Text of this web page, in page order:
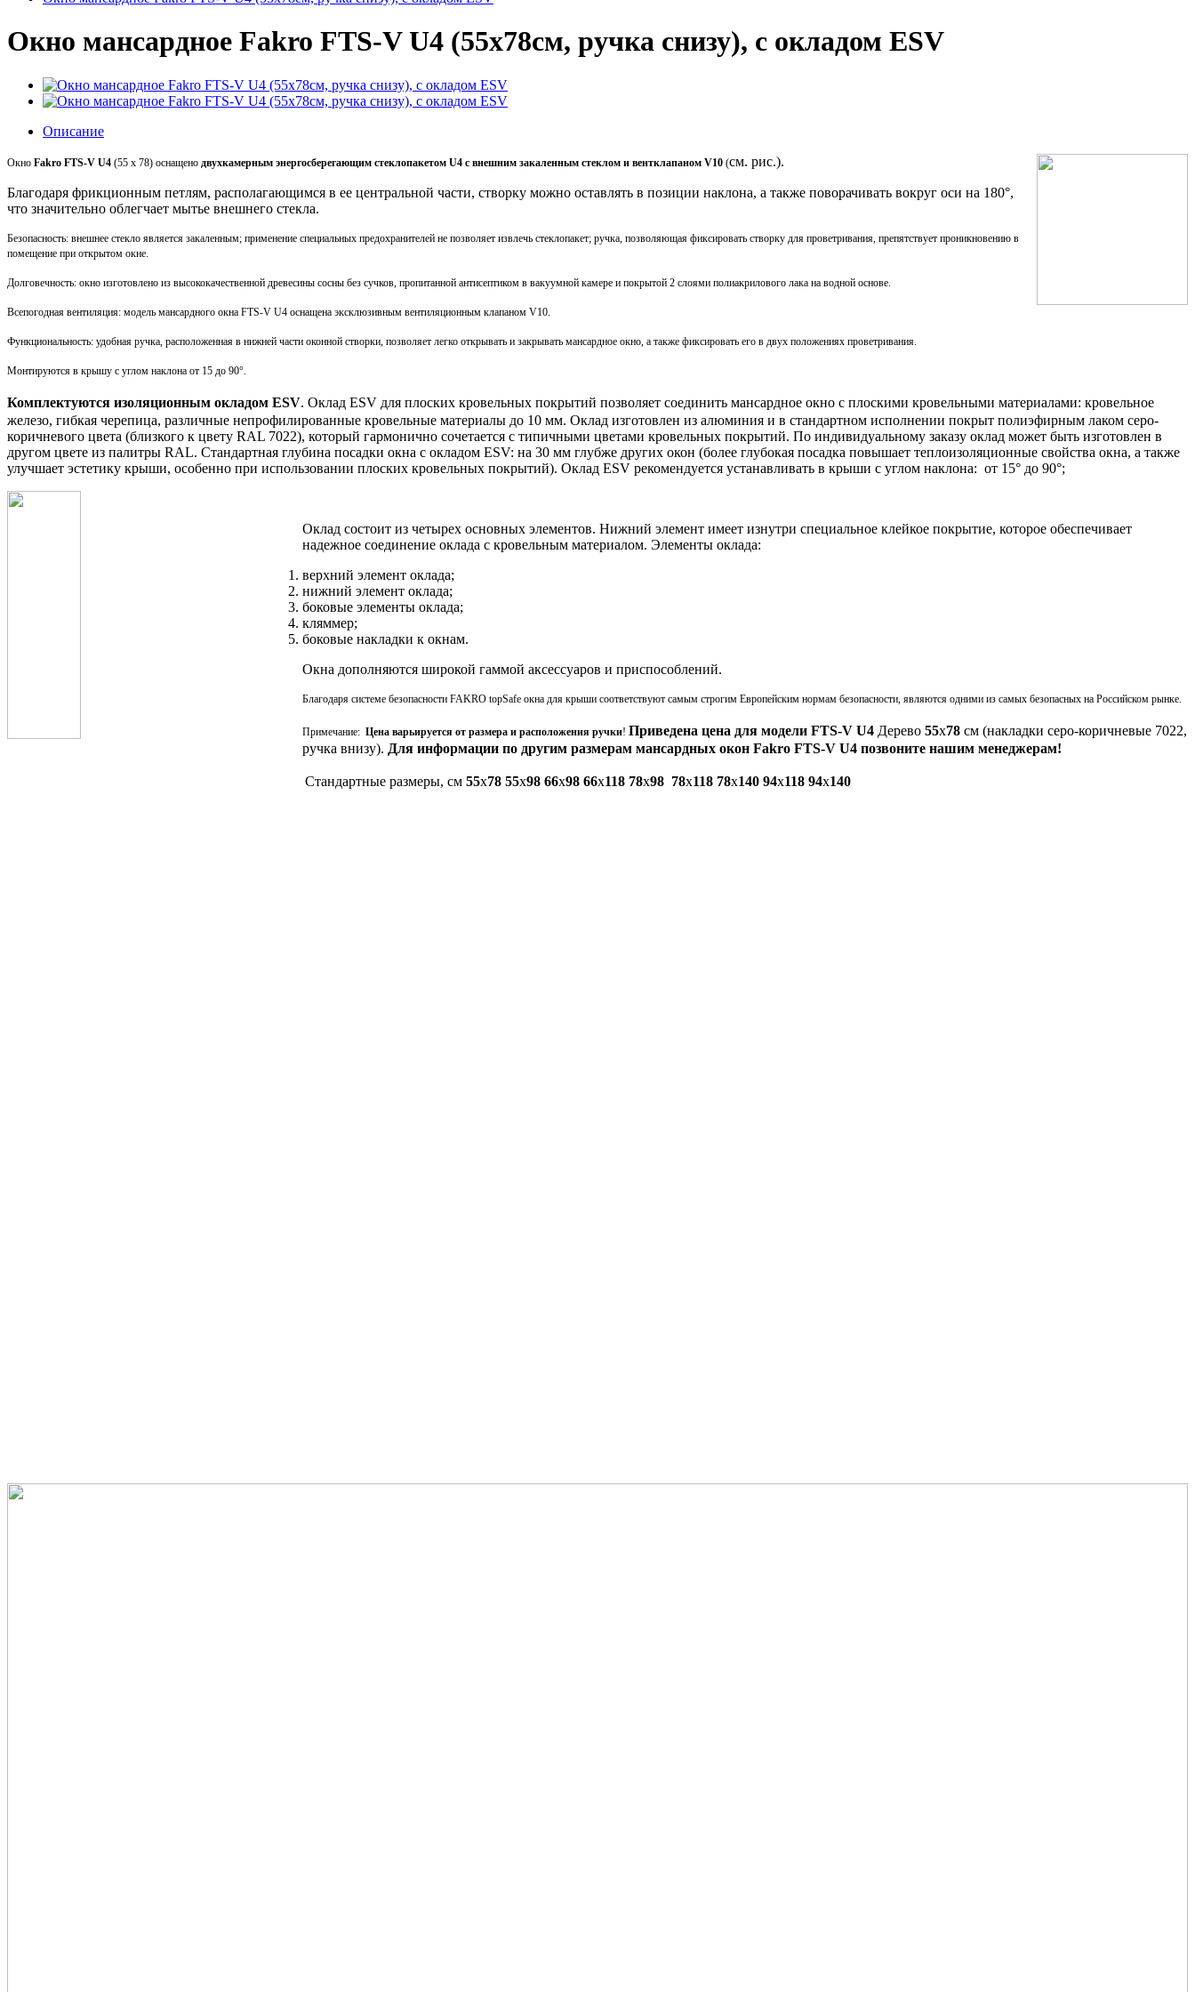
Окно мансардное Fakro FTS-V U4 (55x78см, ручка снизу), с окладом ESV
Описание
Окно Fakro FTS-V U4 (55 x 78) оснащено двухкамерным энергосберегающим стеклопакетом U4 с внешним закаленным стеклом и вентклапаном V10 (см. рис.).
Благодаря фрикционным петлям, располагающимся в ее центральной части, створку можно оставлять в позиции наклона, а также поворачивать вокруг оси на 180°,
что значительно облегчает мытье внешнего стекла.
Безопасность: внешнее стекло является закаленным; применение специальных предохранителей не позволяет извлечь стеклопакет; ручка, позволяющая фиксировать створку для проветривания, препятствует проникновению в
помещение при открытом окне.
Долговечность: окно изготовлено из высококачественной древесины сосны без сучков, пропитанной антисептиком в вакуумной камере и покрытой 2 слоями полиакрилового лака на водной основе.
Всепогодная вентиляция: модель мансардного окна FTS-V U4 оснащена эксклюзивным вентиляционным клапаном V10.
Функциональность: удобная ручка, расположенная в нижней части оконной створки, позволяет легко открывать и закрывать мансардное окно, а также фиксировать его в двух положениях проветривания.
Монтируются в крышу с углом наклона от 15 до 90°.
Комплектуются изоляционным окладом ESV. Оклад ESV для плоских кровельных покрытий позволяет соединить мансардное окно с плоскими кровельными материалами: кровельное
железо, гибкая черепица, различные непрофилированные кровельные материалы до 10 мм. Оклад изготовлен из алюминия и в стандартном исполнении покрыт полиэфирным лаком серо-
коричневого цвета (близкого к цвету RAL 7022), который гармонично сочетается с типичными цветами кровельных покрытий. По индивидуальному заказу оклад может быть изготовлен в
другом цвете из палитры RAL. Стандартная глубина посадки окна с окладом ESV: на 30 мм глубже других окон (более глубокая посадка повышает теплоизоляционные свойства окна, а также
улучшает эстетику крыши, особенно при использовании плоских кровельных покрытий). Оклад ESV рекомендуется устанавливать в крыши с углом наклона: от 15° до 90°;
Оклад состоит из четырех основных элементов. Нижний элемент имеет изнутри специальное клейкое покрытие, которое обеспечивает
надежное соединение оклада с кровельным материалом. Элементы оклада:
верхний элемент оклада;
нижний элемент оклада;
боковые элементы оклада;
кляммер;
боковые накладки к окнам.
Окна дополняются широкой гаммой аксессуаров и приспособлений.
Благодаря системе безопасности FAKRO topSafe окна для крыши соответствуют самым строгим Европейским нормам безопасности, являются одними из самых безопасных на Российском рынке.
Примечание: Цена варьируется от размера и расположения ручки! Приведена цена для модели FTS-V U4 Дерево 55х78 см (накладки серо-коричневые 7022,
ручка внизу). Для информации по другим размерам мансардных окон Fakro FTS-V U4 позвоните нашим менеджерам!
Cтандартные размеры, см 55x78 55x98 66х98 66x118 78x98 78x118 78x140 94x118 94x140